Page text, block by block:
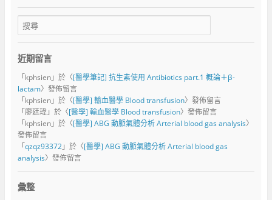
近期留言
「kphsien」於〈[醫學筆記] 抗生素使用 Antibiotics part.1 概論＋β-
lactam〉發佈留言
「kphsien」於〈[醫學] 輸血醫學 Blood transfusion〉發佈留言
「廖廷瑋」於〈[醫學] 輸血醫學 Blood transfusion〉發佈留言
「kphsien」於〈[醫學] ABG 動脈氣體分析 Arterial blood gas analysis〉
發佈留言
「qzqz93372」於〈[醫學] ABG 動脈氣體分析 Arterial blood gas
analysis〉發佈留言
彙整